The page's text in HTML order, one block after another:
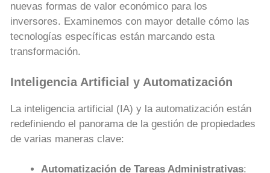
nuevas formas de valor económico para los
inversores. Examinemos con mayor detalle cómo las
tecnologías específicas están marcando esta
transformación.
Inteligencia Artificial y Automatización
La inteligencia artificial (IA) y la automatización están
redefiniendo el panorama de la gestión de propiedades
de varias maneras clave:
Automatización de Tareas Administrativas: